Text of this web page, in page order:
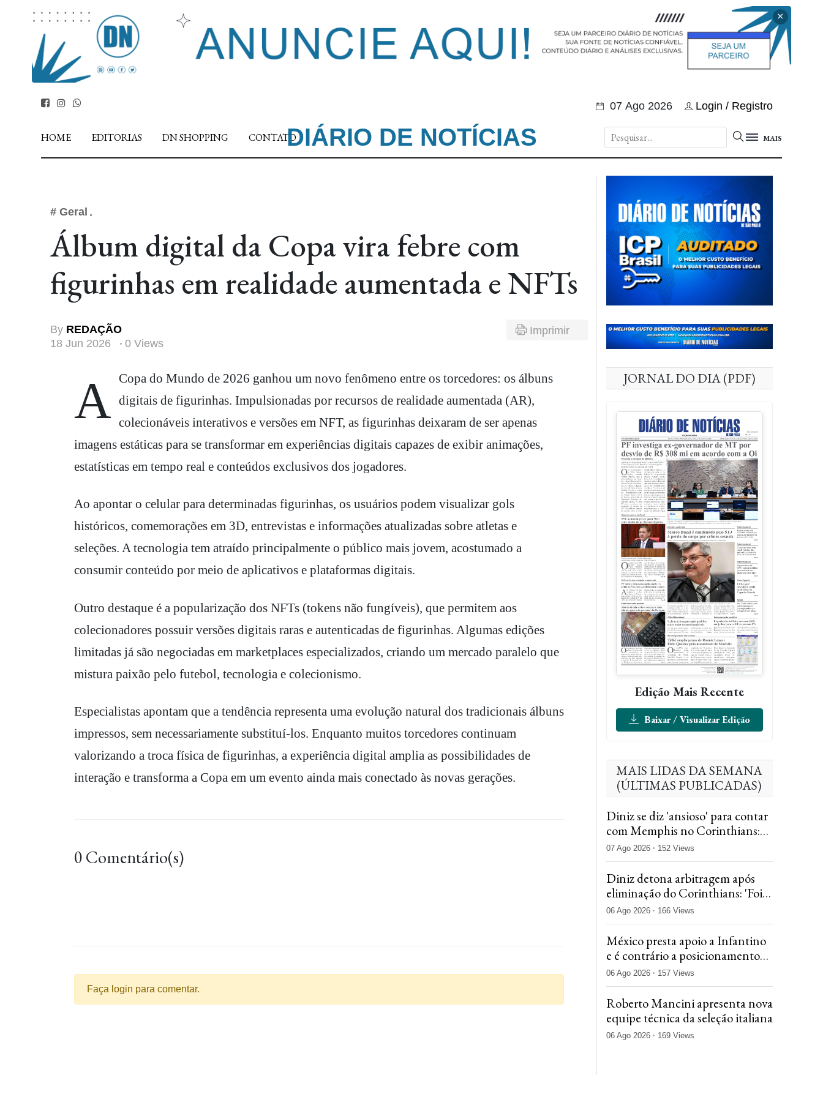
×
07 Ago 2026 Login / Registro
HOME EDITORIAS DN SHOPPING CONTATODIÁRIO DE NOTÍCIAS MAIS
# Geral
Álbum digital da Copa vira febre com
figurinhas em realidade aumentada e NFTs
By REDAÇÃO
18 Jun 2026
0 Views
Imprimir
A Copa do Mundo de 2026 ganhou um novo fenômeno entre os torcedores: os álbuns digitais de figurinhas. Impulsionadas por recursos de realidade aumentada (AR),
colecionáveis interativos e versões em NFT, as figurinhas deixaram de ser apenas
imagens estáticas para se transformar em experiências digitais capazes de exibir animações,
estatísticas em tempo real e conteúdos exclusivos dos jogadores.
Ao apontar o celular para determinadas figurinhas, os usuários podem visualizar gols
históricos, comemorações em 3D, entrevistas e informações atualizadas sobre atletas e
seleções. A tecnologia tem atraído principalmente o público mais jovem, acostumado a
consumir conteúdo por meio de aplicativos e plataformas digitais.
Outro destaque é a popularização dos NFTs (tokens não fungíveis), que permitem aos
colecionadores possuir versões digitais raras e autenticadas de figurinhas. Algumas edições
limitadas já são negociadas em marketplaces especializados, criando um mercado paralelo que
mistura paixão pelo futebol, tecnologia e colecionismo.
Especialistas apontam que a tendência representa uma evolução natural dos tradicionais álbuns
impressos, sem necessariamente substituí-los. Enquanto muitos torcedores continuam
valorizando a troca física de figurinhas, a experiência digital amplia as possibilidades de
interação e transforma a Copa em um evento ainda mais conectado às novas gerações.
0 Comentário(s)
Faça login para comentar.
JORNAL DO DIA (PDF)
Edição Mais Recente
Baixar / Visualizar Edição
MAIS LIDAS DA SEMANA
(ÚLTIMAS PUBLICADAS)
Diniz se diz 'ansioso' para contar
com Memphis no Corinthians:
'Vai dar peso para o time'
07 Ago 2026 152 Views
Diniz detona arbitragem após
eliminação do Corinthians: 'Foi
determinante neste confronto'
06 Ago 2026 166 Views
México presta apoio a Infantino
e é contrário a posicionamento
da Concacaf
06 Ago 2026 157 Views
Roberto Mancini apresenta nova
equipe técnica da seleção italiana
06 Ago 2026 169 Views